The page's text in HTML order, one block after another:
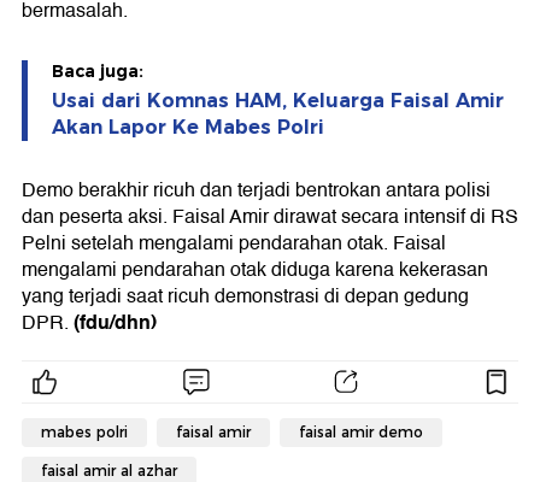
bermasalah.
Baca juga:
Usai dari Komnas HAM, Keluarga Faisal Amir
Akan Lapor Ke Mabes Polri
Demo berakhir ricuh dan terjadi bentrokan antara polisi
dan peserta aksi. Faisal Amir dirawat secara intensif di RS
Pelni setelah mengalami pendarahan otak. Faisal
mengalami pendarahan otak diduga karena kekerasan
yang terjadi saat ricuh demonstrasi di depan gedung
DPR.(fdu/dhn)
mabes polri faisal amir faisal amir demo
faisal amir al azhar